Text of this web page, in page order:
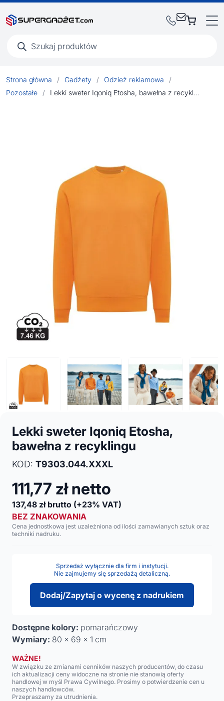
produktów
Strona główna / Gadżety / Odzież reklamowa
/
Pozostałe
/ Lekki sweter Iqoniq Etosha, bawełna z recyklingu
Lekki sweter Iqoniq Etosha,
bawełna z recyklingu
KOD: T9303.044.XXXL
111,77 zł netto
137,48 zł brutto (+23% VAT)
BEZ ZNAKOWANIA
Cena jednostkowa jest uzależniona od ilości zamawianych sztuk oraz
techniki nadruku.
Sprzedaż wyłącznie dla firm i instytucji.
Nie zajmujemy się sprzedażą detaliczną.
Dodaj/Zapytaj o wycenę z nadrukiem
Dostępne kolory: pomarańczowy
Wymiary: 80 x 69 x 1 cm
WAŻNE!
W związku ze zmianami cenników naszych producentów, do czasu
ich aktualizacji ceny widoczne na stronie nie stanowią oferty
handlowej w myśl Prawa Cywilnego. Prosimy o potwierdzenie cen u
naszych handlowców.
Przepraszamy za utrudnienia.